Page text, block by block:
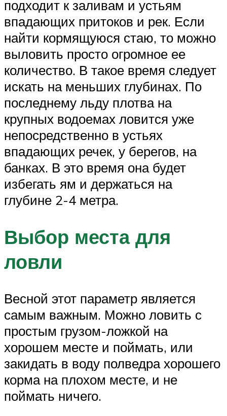
подходит к заливам и устьям
впадающих притоков и рек. Если
найти кормящуюся стаю, то можно
выловить просто огромное ее
количество. В такое время следует
искать на меньших глубинах. По
последнему льду плотва на
крупных водоемах ловится уже
непосредственно в устьях
впадающих речек, у берегов, на
банках. В это время она будет
избегать ям и держаться на
глубине 2-4 метра.
Выбор места для
ловли
Весной этот параметр является
самым важным. Можно ловить с
простым грузом-ложкой на
хорошем месте и поймать, или
закидать в воду полведра хорошего
корма на плохом месте, и не
поймать ничего.